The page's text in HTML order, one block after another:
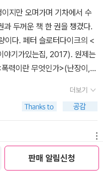
판매 알림신청
의 창조적 행위가 알에게는
력에 대한 인식이 달라질 뿐
에 새가 될 수 없는 것처럼, 구
될 수 없다. 시차적 관점에 따
보일 수 있을 따름이다. 지
양태를 알아보기 위해서, 우
바인의 '대사들'이란 그림이
으로 비딱하게 젖히고 바닥을
한 이렇게 ‘삐딱하게 보
행동하기 전에 먼저 ‘공부하
적으로는 거대한 체계가 더
을 직접 목격하면 동정을 느
대부분은 버튼 하나를 눌러 눈
일보다 총으로 누군가를 직
느끼는 것이다. 77p
. 우리는 더 이상 다가올 파국
국의 내부에서 그것을 사유
것인가. 사태를 성급히 해결하
는 것. 『폭력』과 함께 우리
을 위한 지연이다. 그러나 이
이 사라진 시대에 조건을 재
행위’는 바로 그러한 조건에서
흑인 여성들에게는 유
여성들이 할 수 있는 생산직,
주 드물게 기회가 있더라도
만 했다. 2차 세계대전이 발발
벗어날 수 있었다. 전미여성참
에 굴복했다. 그 시기(1894
들어섰고 린치가 횡행했으며
도 했었는데 이것은 거기
성,인종이 얽힌 역사는 이렇
그럼에도 와중에 흑인 여성
어디로 가는 것이 아니다. 어
겔에게도 그대로 적용할 수
반복 개념은 ‘다시 정상화되
는 모차르트의 <돈 조반니>
의 관계와 비슷하다. 즉 돈 조
좌표들을 교란하는 무시무시
가 낭만주의 쪽을 향해 가리키
전복적 예리함을 잃고 ‘다
면) 신영복, <담론> 중기승
. 먼저 시상을 일으킵니다.
지속되는 과정이 이어집니
단계에서 질적 변화가 일어
라고 합니다. 그런 다음에 지금
지만 오며가며 기차에서 수
과 두꺼운 책 한 권을 챙겼다.
이다. 페터 슬로터다이크의 <
야기가있는집, 2017). 원제는
력이란 무엇인가>(난장이, 2
고 있던 터라 마치 발견한 듯
메로스)의 대서사시 <일리
라는 점에 착안하여 서구문명
성찰한다. ˝분노를 노래하소
러내주지 못한다. 첫 단어가
더보기